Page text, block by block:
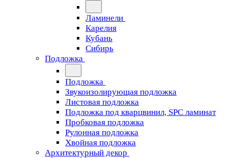
Ламинели
Карелия
Кубань
Сибирь
Подложка
Подложка
Звукоизолирующая подложка
Листовая подложка
Подложка под кварцвинил, SPC ламинат
Пробковая подложка
Рулонная подложка
Хвойная подложка
Архитектурный декор